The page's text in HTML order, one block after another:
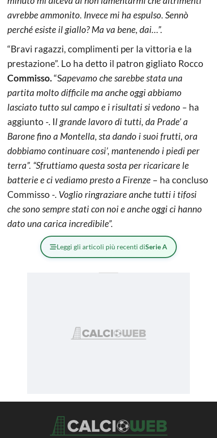
avrebbe ammonito. Invece mi ha espulso. Sennò
perché esiste il giallo? Ma va bene, dai…”.
“Bravi ragazzi, complimenti per la vittoria e la
prestazione”. Lo ha detto il patron gigliato Rocco
Commisso.“Sapevamo che sarebbe stata una
partita molto difficile ma anche oggi abbiamo
lasciato tutto sul campo e i risultati si vedono – ha
aggiunto -. Il grande lavoro di tutti, da Prade’ a
Barone fino a Montella, sta dando i suoi frutti, ora
dobbiamo continuare cosi’, mantenendo i piedi per
terra”. “Sfruttiamo questa sosta per ricaricare le
batterie e ci vediamo presto a Firenze – ha concluso
Commisso -. Voglio ringraziare anche tutti i tifosi
che sono sempre stati con noi e anche oggi ci hanno
dato una carica incredibile”.
Leggi gli articoli più recenti diSerie A